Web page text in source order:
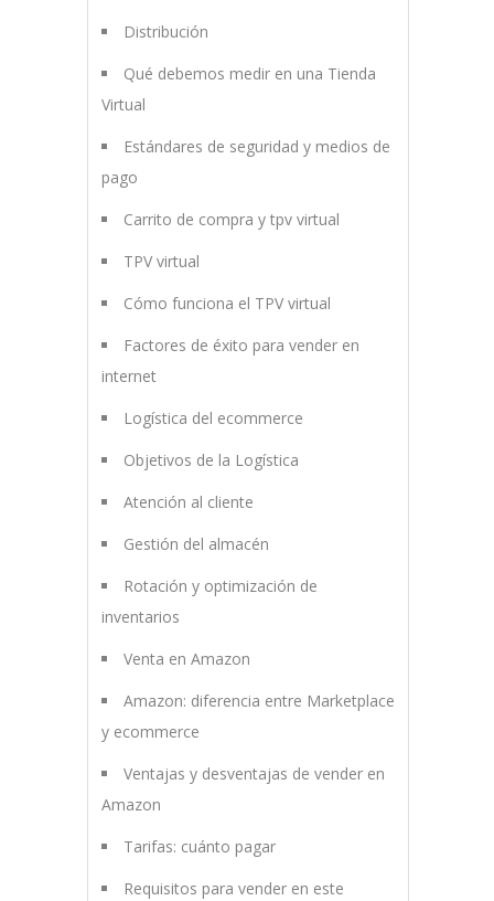
Distribución
Qué debemos medir en una Tienda
Virtual
Estándares de seguridad y medios de
pago
Carrito de compra y tpv virtual
TPV virtual
Cómo funciona el TPV virtual
Factores de éxito para vender en
internet
Logística del ecommerce
Objetivos de la Logística
Atención al cliente
Gestión del almacén
Rotación y optimización de
inventarios
Venta en Amazon
Amazon: diferencia entre Marketplace
y ecommerce
Ventajas y desventajas de vender en
Amazon
Tarifas: cuánto pagar
Requisitos para vender en este